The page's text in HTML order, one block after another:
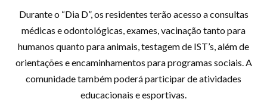
Durante o “Dia D”, os residentes terão acesso a consultas
médicas e odontológicas, exames, vacinação tanto para
humanos quanto para animais, testagem de IST’s, além de
orientações e encaminhamentos para programas sociais. A
comunidade também poderá participar de atividades
educacionais e esportivas.